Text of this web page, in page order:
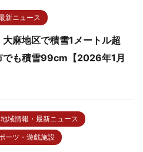
新ニュース
大麻地区で積雪1メートル超
も積雪99cm【2026年1月
地域情報・最新ニュース
ーツ・遊戯施設